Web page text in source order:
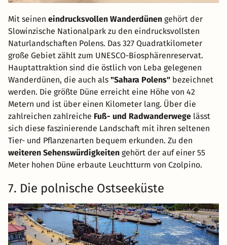
Mit seinen eindrucksvollen Wanderdünen gehört der
Slowinzische Nationalpark zu den eindrucksvollsten
Naturlandschaften Polens. Das 327 Quadratkilometer
große Gebiet zählt zum UNESCO-Biosphärenreservat.
Hauptattraktion sind die östlich von Leba gelegenen
Wanderdünen, die auch als "Sahara Polens" bezeichnet
werden. Die größte Düne erreicht eine Höhe von 42
Metern und ist über einen Kilometer lang. Über die
zahlreichen zahlreiche Fuß- und Radwanderwege lässt
sich diese faszinierende Landschaft mit ihren seltenen
Tier- und Pflanzenarten bequem erkunden. Zu den
weiteren Sehenswürdigkeiten gehört der auf einer 55
Meter hohen Düne erbaute Leuchtturm von Czolpino.
7. Die polnische Ostseeküste